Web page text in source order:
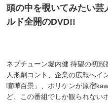
頭の中を覗いてみたい
ルド全開のDVD!!
ネプチューン堀内健 待望の初冠
人形劇コント、企業の広報へイ
喧嘩百景」、ホリケンが原宿
ど、この番組でしか観られない